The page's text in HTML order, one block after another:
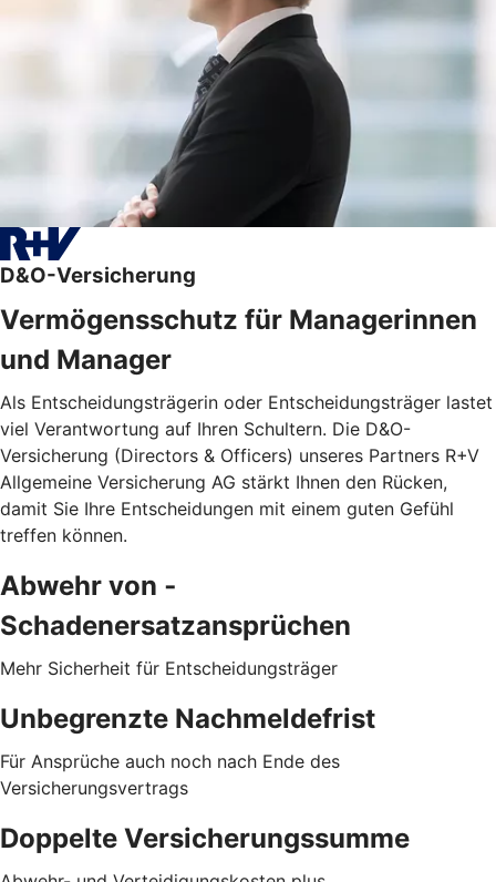
D&O-Versicherung
Vermögensschutz für Managerinnen
und Manager
Als Entscheidungsträgerin oder Entscheidungsträger lastet
viel Verantwortung auf Ihren Schultern. Die D&O-
Versicherung (Directors & Officers) unseres Partners R+V
Allgemeine Versicherung AG stärkt Ihnen den Rücken,
damit Sie Ihre Entscheidungen mit einem guten Gefühl
treffen können.
Abwehr von ­
Schadenersatzansprüchen
Mehr Sicherheit für Entscheidungsträger
Unbegrenzte Nachmeldefrist
Für Ansprüche auch noch nach Ende des
Versicherungsvertrags
Doppelte Versicherungssumme